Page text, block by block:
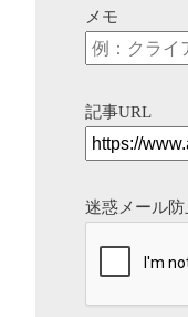
メモ
記事URL
迷惑メール